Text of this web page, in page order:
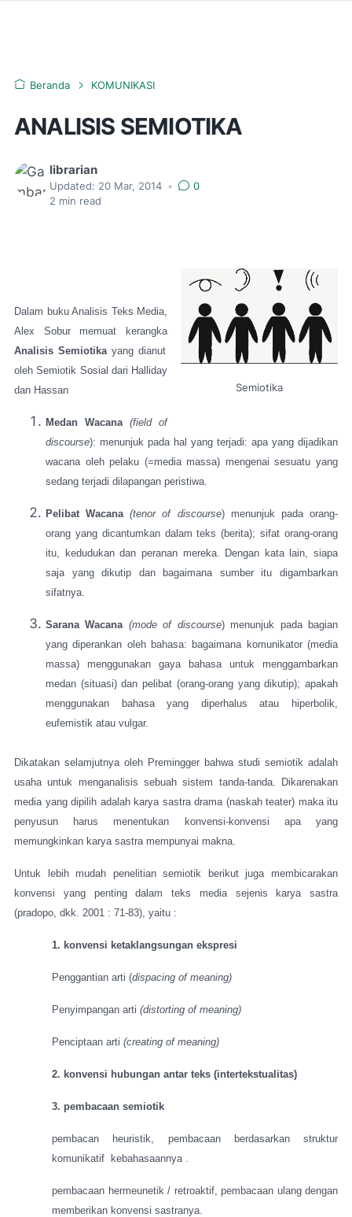
Beranda KOMUNIKASI
ANALISIS SEMIOTIKA
librarian
Updated: 20 Mar, 2014 •
0
2 min read
Semiotika
Dalam buku Analisis Teks Media,
Alex Sobur memuat kerangka
Analisis Semiotikayang dianut
oleh Semiotik Sosial dari Halliday
dan Hassan
Medan Wacana
(field of
discourse): menunjuk pada hal yang terjadi: apa yang dijadikan
wacana oleh pelaku (=media massa) mengenai sesuatu yang
sedang terjadi dilapangan peristiwa.
Pelibat Wacana (tenor of discourse) menunjuk pada orang-
orang yang dicantumkan dalam teks (berita); sifat orang-orang
itu, kedudukan dan peranan mereka. Dengan kata lain, siapa
saja yang dikutip dan bagaimana sumber itu digambarkan
sifatnya.
Sarana Wacana (mode of discourse) menunjuk pada bagian
yang diperankan oleh bahasa: bagaimana komunikator (media
massa) menggunakan gaya bahasa untuk menggambarkan
medan (situasi) dan pelibat (orang-orang yang dikutip); apakah
menggunakan bahasa yang diperhalus atau hiperbolik,
eufemistik atau vulgar.
Dikatakan selamjutnya oleh Premingger bahwa studi semiotik adalah
usaha untuk menganalisis sebuah sistem tanda-tanda. Dikarenakan
media yang dipilih adalah karya sastra drama (naskah teater) maka itu
penyusun harus menentukan konvensi-konvensi apa yang
memungkinkan karya sastra mempunyai makna.
Untuk lebih mudah penelitian semiotik berikut juga membicarakan
konvensi yang penting dalam teks media sejenis karya sastra
(pradopo, dkk. 2001 : 71-83), yaitu :
1. konvensi ketaklangsungan ekspresi
Penggantian arti (dispacing of meaning)
Penyimpangan arti (distorting of meaning)
Penciptaan arti (creating of meaning)
2. konvensi hubungan antar teks (intertekstualitas)
3. pembacaan semiotik
pembacan heuristik, pembacaan berdasarkan struktur
komunikatif
kebahasaannya .
pembacaan hermeunetik / retroaktif, pembacaan ulang dengan
memberikan konvensi sastranya.